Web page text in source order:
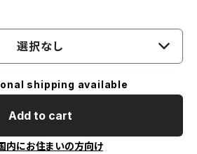
選択なし
shipping available
Add to cart
内にお住まいの方向け